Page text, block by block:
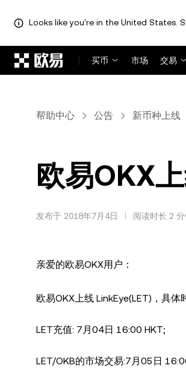
Looks like you're in the United States.
买币
市场 交易
帮助中心 公告 新币种上线
欧易OKX
发布于 2018年7月4日 阅读时长 2 分
亲爱的欧易OKX用户：
欧易OKX上线 LinkEye(LET)，具体
LET充值: 7月04日 16:00 HKT;
LET/OKB的市场交易:7月05日